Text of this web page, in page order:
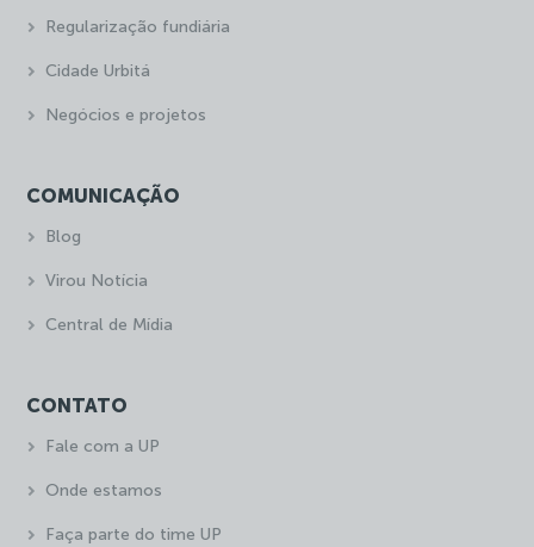
Regularização fundiária
Cidade Urbitá
Negócios e projetos
COMUNICAÇÃO
Blog
Virou Notícia
Central de Mídia
CONTATO
Fale com a UP
Onde estamos
Faça parte do time UP